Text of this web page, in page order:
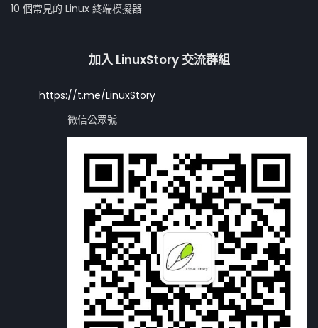
10 個常見的 Linux 終端模擬器
加入 LinuxStory 交流群組
https://t.me/LinuxStory
微信公眾號